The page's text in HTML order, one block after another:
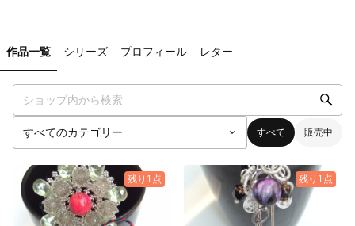
作品一覧 シリーズ プロフィール レター
すべて 販売中
残り1点 残り1点